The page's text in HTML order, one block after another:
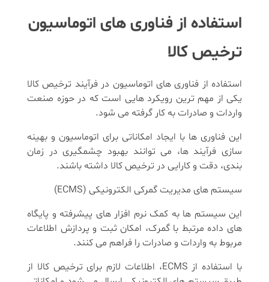
استفاده از فناوری ‌های اتوماسیون
ترخیص کالا
استفاده از فناوری ‌های اتوماسیون در فرآیند ترخیص کالا
یکی از مهم ‌ترین رویکرد هایی است که در حوزه صنعت
واردات و صادرات به کار گرفته می ‌شود.
این فناوری ‌ها با ایجاد امکاناتی برای اتوماسیون و بهینه‌
سازی فرآیند ها، می ‌توانند بهبود چشمگیری در زمان
بندی، دقت و کارایی در ترخیص کالا داشته باشند.
سیستم‌ های مدیریت گمرکی الکترونیکی (ECMS)
این سیستم ‌ها به کمک نرم ‌افزار های پیشرفته و پایگاه
‌های داده مرتبط با گمرک، امکان ثبت و پردازش اطلاعات
مربوط به واردات و صادرات را فراهم می ‌کنند.
با استفاده از ECMS، اطلاعات لازم برای ترخیص کالا از